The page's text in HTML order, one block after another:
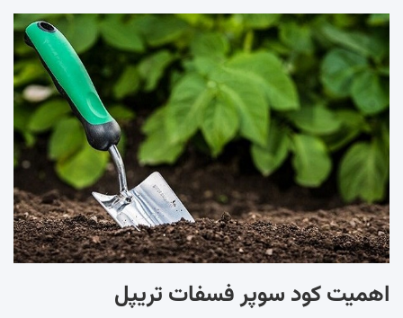
اهمیت کود سوپر فسفات تریپل